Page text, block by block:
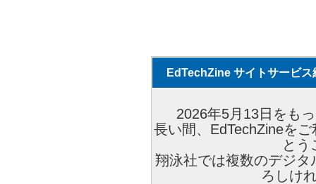
EdTechZine サイトサービス
2026年5月13日をも
長い間、EdTechZineを
とう
翔泳社では複数のデジ
ろしけ